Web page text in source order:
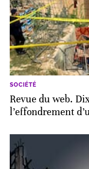
SOCIÉTÉ
Revue du web.
l’effondrement